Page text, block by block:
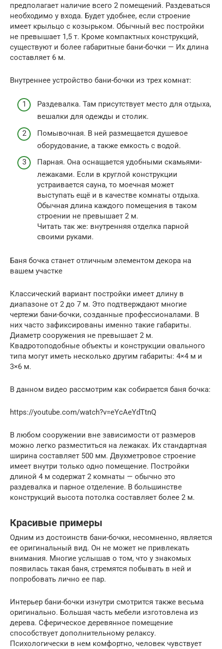
предполагает наличие всего 2 помещений. Раздеваться
необходимо у входа. Будет удобнее, если строение
имеет крыльцо с козырьком. Обычный вес постройки
не превышает 1,5 т. Кроме компактных конструкций,
существуют и более габаритные бани-бочки — Их длина
составляет 6 м.
Внутреннее устройство бани-бочки из трех комнат:
Раздевалка. Там присутствует место для отдыха,
вешалки для одежды и столик.
Помывочная. В ней размещается душевое
оборудование, а также емкость с водой.
Парная. Она оснащается удобными скамьями-
лежаками. Если в круглой конструкции
устраивается сауна, то моечная может
выступать ещё и в качестве комнаты отдыха.
Обычная длина каждого помещения в таком
строении не превышает 2 м.
Читать так же: внутренняя отделка парной
своими руками.
Баня бочка станет отличным элементом декора на
вашем участке
Классический вариант постройки имеет длину в
диапазоне от 2 до 7 м. Это подтверждают многие
чертежи бани-бочки, созданные профессионалами. В
них часто зафиксированы именно такие габариты.
Диаметр сооружения не превышает 2 м.
Квадротоподобные объекты и конструкции овального
типа могут иметь несколько другим габариты: 4×4 м и
3×6 м.
В данном видео рассмотрим как собирается баня бочка:
https://youtube.com/watch?v=eYcAeYdTtnQ
В любом сооружении вне зависимости от размеров
можно легко разместиться на лежаках. Их стандартная
ширина составляет 500 мм. Двухметровое строение
имеет внутри только одно помещение. Постройки
длиной 4 м содержат 2 комнаты — обычно это
раздевалка и парное отделение. В большинстве
конструкций высота потолка составляет более 2 м.
Красивые примеры
Одним из достоинств бани-бочки, несомненно, является
ее оригинальный вид. Он не может не привлекать
внимания. Многие услышав о том, что у знакомых
появилась такая баня, стремятся побывать в ней и
попробовать лично ее пар.
Интерьер бани-бочки изнутри смотрится также весьма
оригинально. Большая часть мебели изготовлена из
дерева. Сферическое деревянное помещение
способствует дополнительному релаксу.
Психологически в нем комфортно, человек чувствует